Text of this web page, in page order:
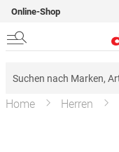
Online-Shop
Home Herren